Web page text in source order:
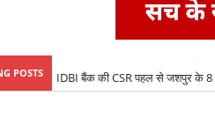
POSTS IDBI बैंक की CSR पहल से जशपुर के 8